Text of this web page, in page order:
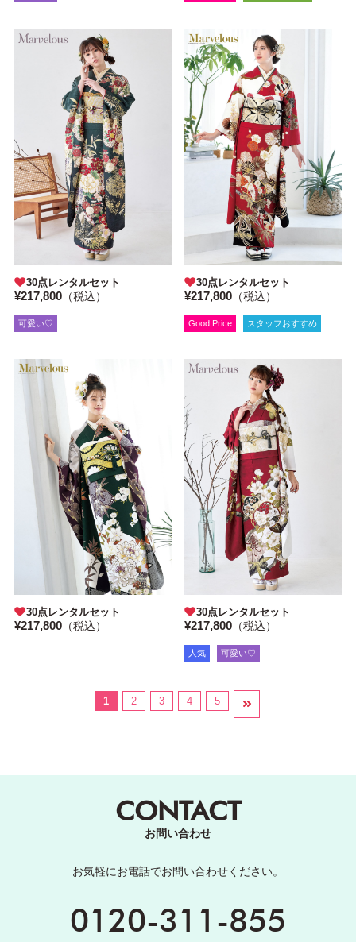
30点レンタルセット
¥217,800（税込）
可愛い♡
30点レンタルセット
¥217,800 （税込）
Good Price スタッフおすすめ
30点レンタルセット
¥217,800（税込）
30点レンタルセット
¥217,800 （税込）
人気 可愛い♡
1 2 3 4 5
CONTACT
お問い合わせ
お気軽にお電話でお問い合わせください。
0120-311-855